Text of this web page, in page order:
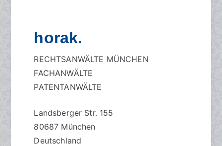
horak.
RECHTSANWÄLTE MÜNCHEN
FACHANWÄLTE
PATENTANWÄLTE
Landsberger Str. 155
80687 München
Deutschland